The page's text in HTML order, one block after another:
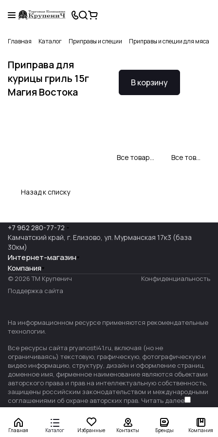
Главная Каталог Приправы и специи Приправы и специи для мяса и
Приправа для
курицы гриль 15г
Магия Востока
В корзину
Все товары Магия востока Все товары категории
Назад к списку
Главная Каталог Избранные Контакты Бренды Компания
+7 962 280-77-72
Камчатский край, г. Елизово, ул. Мурманская 17к3 (база
30км)
Интернет-магазин
Компания
© 2026 ТМ Крупенич
Конфиденциальность
Поддержка сайта
На информационном ресурсе применяются рекомендательные
технологии.
Все ресурсы сайта pryanosti41.ru, включая (но не
ограничиваясь) текстовую, графическую, фотографическую и
видео информацию, структуру, дизайн и оформление страниц,
доменное имя, фирменное наименование являются объектами
авторского права и прав на интеллектуальную собственность,
защищены российским законодательством и международными
соглашениями об охране авторских прав. Читать далее